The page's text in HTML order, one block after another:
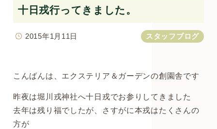
十日戎行ってきました。
2015年1月11日 スタッフブログ
こんばんは、エクステリア＆ガーデンの創園舎です
昨夜は堀川戎神社へ十日戎でお参りしてきました
去年は残り福でしたが、さすがに本戎はたくさんの
方が